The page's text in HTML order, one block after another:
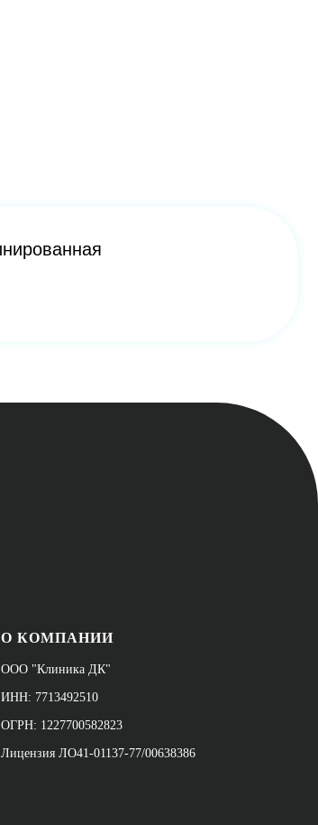
О КОМПАНИИ
ООО "Клиника ДК"
ИНН: 7713492510
ОГРН: 1227700582823
Лицензия ЛО41-01137-77/00638386